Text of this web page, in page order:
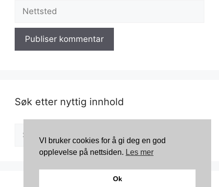
Nettsted
Søk etter nyttig innhold
VI bruker cookies for å gi deg en god
opplevelse på nettsiden. Les mer
Ok